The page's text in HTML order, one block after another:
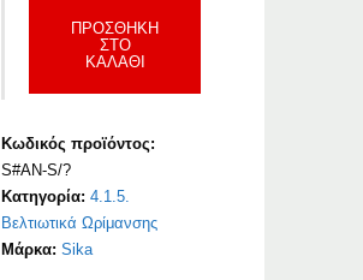
ΠΡΟΣΘΉΚΗ
ΣΤΟ
ΚΑΛΆΘΙ
Κωδικός προϊόντος:
S#AN-S/?
Κατηγορία:4.1.5.
Βελτιωτικά Ωρίμανσης
Μάρκα:Sika